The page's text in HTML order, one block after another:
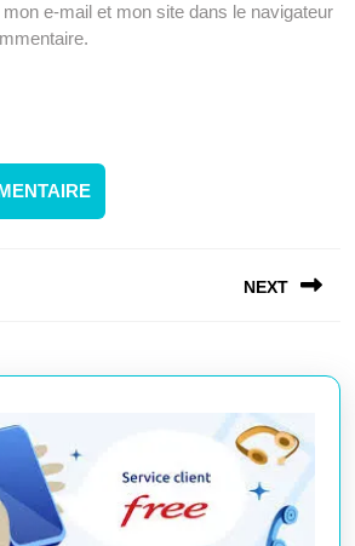
e-mail et mon site dans le navigateur
NEXT
suivant